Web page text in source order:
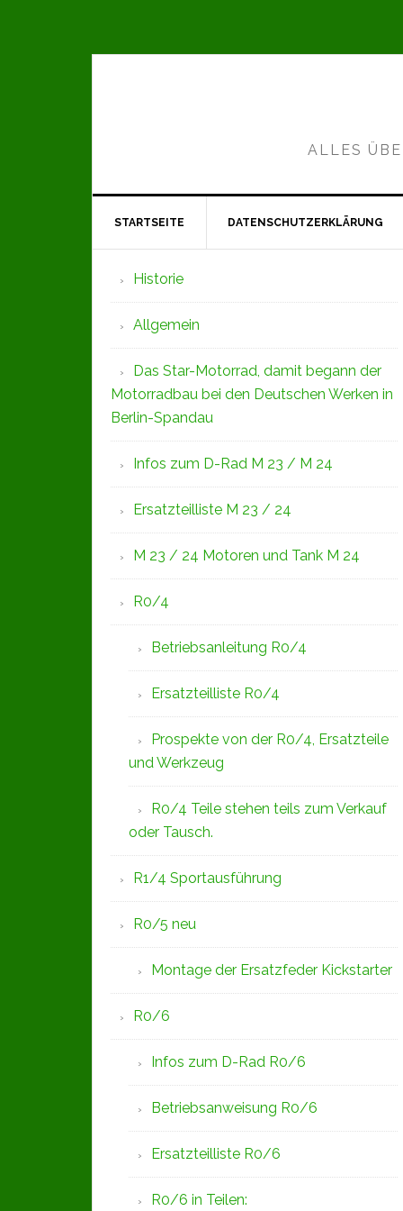
ALLES
STARTSEITE DATENSCHUTZERKLÄRUNG
Seitenspalte
Historie
Allgemein
Das Star-Motorrad, damit begann der
Motorradbau bei den Deutschen Werken in
Berlin-Spandau
Infos zum D-Rad M 23 / M 24
Ersatzteilliste M 23 / 24
M 23 / 24 Motoren und Tank M 24
R0/4
Betriebsanleitung R0/4
Ersatzteilliste R0/4
Prospekte von der R0/4, Ersatzteile
und Werkzeug
R0/4 Teile stehen teils zum Verkauf
oder Tausch.
R1/4 Sportausführung
R0/5 neu
Montage der Ersatzfeder Kickstarter
R0/6
Infos zum D-Rad R0/6
Betriebsanweisung R0/6
Ersatzteilliste R0/6
R0/6 in Teilen: